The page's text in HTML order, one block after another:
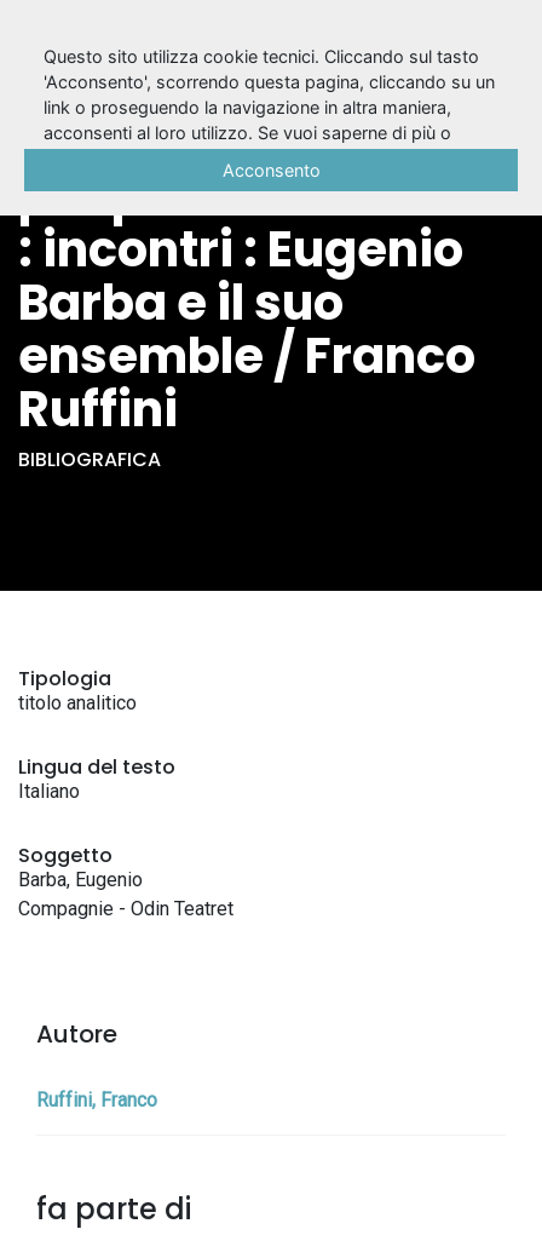
Un mese con l'Odin
per pensare il teatro
: incontri : Eugenio
Barba e il suo
ensemble / Franco
Ruffini
BIBLIOGRAFICA
Tipologia
titolo analitico
Lingua del testo
Italiano
Soggetto
Barba, Eugenio
Compagnie - Odin Teatret
Autore
Ruffini, Franco
fa parte di
Questo sito utilizza cookie tecnici. Cliccando sul tasto
'Acconsento', scorrendo questa pagina, cliccando su un
link o proseguendo la navigazione in altra maniera,
acconsenti al loro utilizzo. Se vuoi saperne di più o
Acconsento